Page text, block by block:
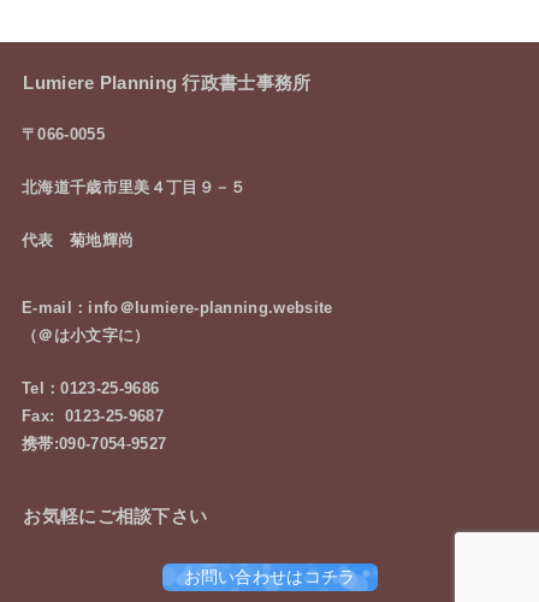
Lumiere Planning 行政書士事務所
〒066-0055
北海道千歳市里美４丁目９－５
代表 菊地輝尚
E-mail：info＠lumiere-planning.website
（＠は小文字に）
Tel：0123-25-9686
Fax: 0123-25-9687
携帯:090-7054-9527
お気軽にご相談下さい
お問い合わせはコチラ